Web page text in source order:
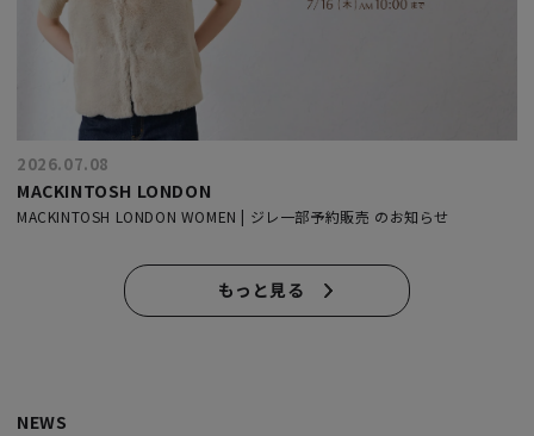
2026.07.08
MACKINTOSH LONDON
MACKINTOSH LONDON WOMEN | ジレ一部予約販売 のお知らせ
もっと見る
NEWS